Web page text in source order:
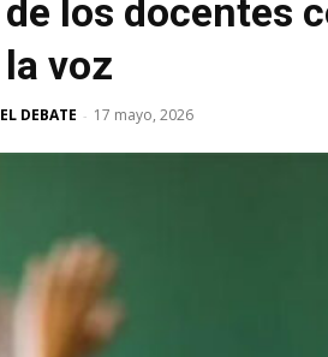
los docentes
la voz
DEBATE - 17 mayo, 2026